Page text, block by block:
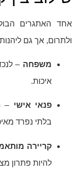
אחד האתגרים
ולתרום, אך גם
משפחה –
איכות.
פנאי אישי –
בלתי נפרד
קריירה
להיות פתרון